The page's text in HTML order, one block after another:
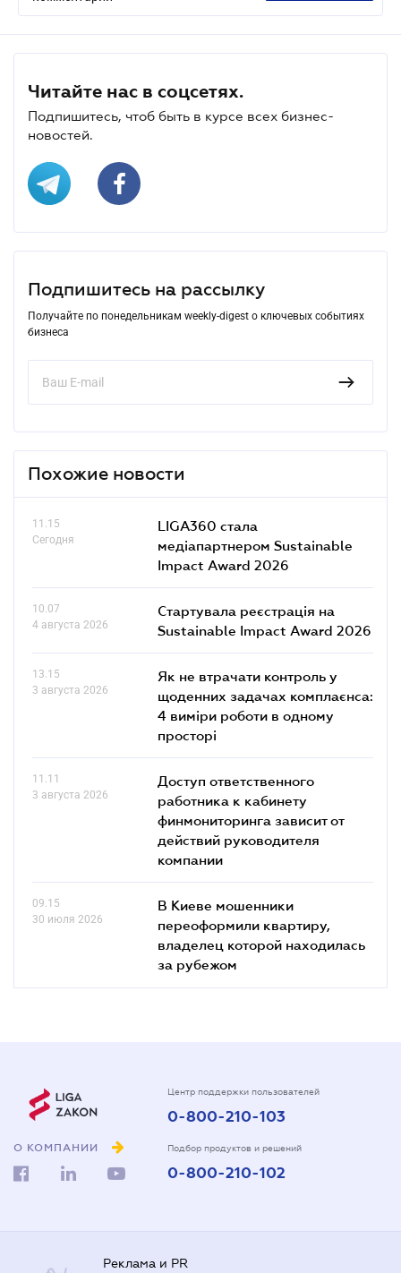
Читайте нас в соцсетях.
Подпишитесь, чтоб быть в курсе всех бизнес-
новостей.
Подпишитесь на рассылку
Получайте по понедельникам weekly-digest о ключевых событиях
бизнеса
Похожие новости
11.15
Сегодня
LIGA360 стала
медіапартнером Sustainable
Impact Award 2026
10.07
4 августа 2026
Стартувала реєстрація на
Sustainable Impact Award 2026
13.15
3 августа 2026
Як не втрачати контроль у
щоденних задачах комплаєнса:
4 виміри роботи в одному
просторі
11.11
3 августа 2026
Доступ ответственного
работника к кабинету
финмониторинга зависит от
действий руководителя
компании
09.15
30 июля 2026
В Киеве мошенники
переоформили квартиру,
владелец которой находилась
за рубежом
О КОМПАНИИ
Центр поддержки пользователей
0-800-210-103
Подбор продуктов и решений
0-800-210-102
Реклама и PR